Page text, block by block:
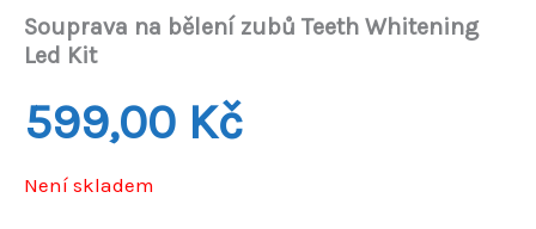
Souprava na bělení zubů Teeth Whitening
Led Kit
599,00 Kč
Není skladem